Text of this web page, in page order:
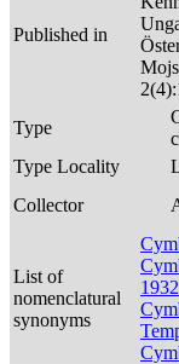
Published in
Type
Type Locality
Collector
List of
nomenclatural
synonyms
1932